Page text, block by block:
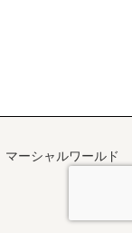
ーシャルワールド